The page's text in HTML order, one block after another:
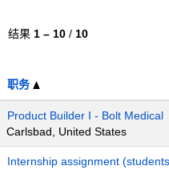
结果 1 – 10 / 10
职务
Product Builder I - Bolt Medical
Carlsbad, United States
Internship assignment